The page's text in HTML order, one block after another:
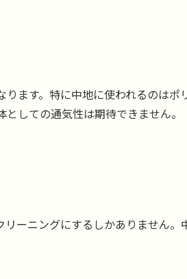
ます。特に中地に使われるのはポ
しての通気性は期待できません。
ーニングにするしかありません。